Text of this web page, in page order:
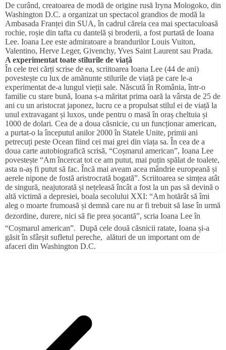
De curând, creatoarea de modă de origine rusă Iryna Mologoko, din
Washington D.C. a organizat un spectacol grandios de modă la
Ambasada Franței din SUA, în cadrul căreia cea mai spectaculoasă
rochie, roșie din tafta cu dantelă și broderii, a fost purtată de Ioana
Lee. Ioana Lee este admiratoare a brandurilor Louis Vuiton,
Valentino, Herve Leger, Givenchy, Yves Saint Laurent sau Prada.
A experimentat toate stilurile de viață
În cele trei cărți scrise de ea, scriitoarea Ioana Lee (44 de ani)
povestește cu lux de amănunte stilurile de viață pe care le-a
experimentat de-a lungul vieții sale. Născută în România, într-o
familie cu stare bună, Ioana s-a măritat prima oară la vârsta de 25 de
ani cu un aristocrat japonez, lucru ce a propulsat stilul ei de viață la
unul extravagant și luxos, unde pentru o masă în oraș cheltuia și
1000 de dolari. Cea de a doua căsnicie, cu un funcționar american,
a purtat-o la începutul anilor 2000 în Statele Unite, primii ani
petrecuți peste Ocean fiind cei mai grei din viața sa. În cea de a
doua carte autobiografică scrisă, “Coșmarul american”, Ioana Lee
povestește “Am încercat tot ce am putut, mai puțin spălat de toalete,
asta n-aș fi putut să fac. Încă mai aveam acea mândrie europeană și
aerele nipone de fostă aristrocrată bogată”. Scriitoarea se simțea atât
de singură, neajutorată și nețeleasă încât a fost la un pas să devină o
altă victimă a depresiei, boala secolului XXI: “Am hotărât să îmi
aleg o moarte frumoasă și demnă care nu ar fi trebuit să lase în urmă
dezordine, durere, nici să fie prea șocantă”, scria Ioana Lee în
“Coșmarul american”. După cele două căsnicii ratate, Ioana și-a
găsit în sfârșit sufletul pereche, alături de un important om de
afaceri din Washington D.C.